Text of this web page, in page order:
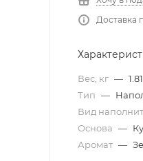
Доставка
Вес, кг — 1.81
Тип —
Вид
Основа —
Аромат —